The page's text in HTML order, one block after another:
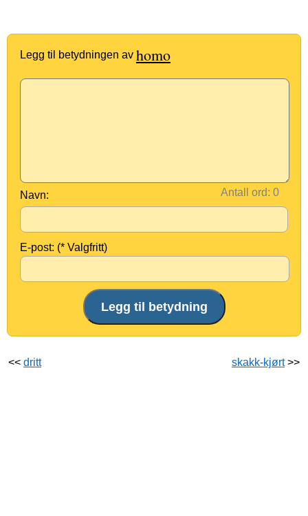
Legg til betydningen av homo
Antall ord:
Navn:
E-post: (* Valgfritt)
<< dritt skakk-kjørt>>